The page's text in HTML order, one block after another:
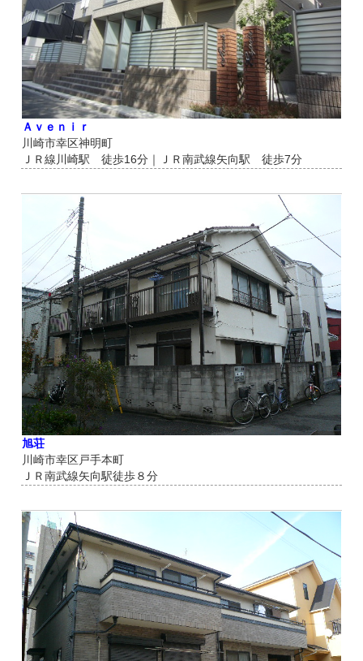
Ａｖｅｎｉｒ
川崎市幸区神明町
ＪＲ線川崎駅 徒歩16分｜ＪＲ南武線矢向駅 徒歩7分
旭荘
川崎市幸区戸手本町
ＪＲ南武線矢向駅徒歩８分